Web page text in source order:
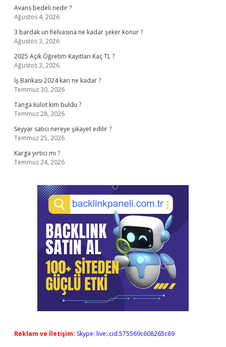
Avans bedeli nedir ?
Ağustos 4, 2026
3 bardak un helvasına ne kadar şeker konur ?
Ağustos 3, 2026
2025 Açık Öğretim Kayıtları Kaç TL ?
Ağustos 3, 2026
İş Bankası 2024 karı ne kadar ?
Temmuz 30, 2026
Tanga külot kim buldu ?
Temmuz 28, 2026
Seyyar satıcı nereye şikayet edilir ?
Temmuz 25, 2026
Karga yırtıcı mı ?
Temmuz 24, 2026
Reklam ve İletişim: Skype: live:.cid.575569c608265c69